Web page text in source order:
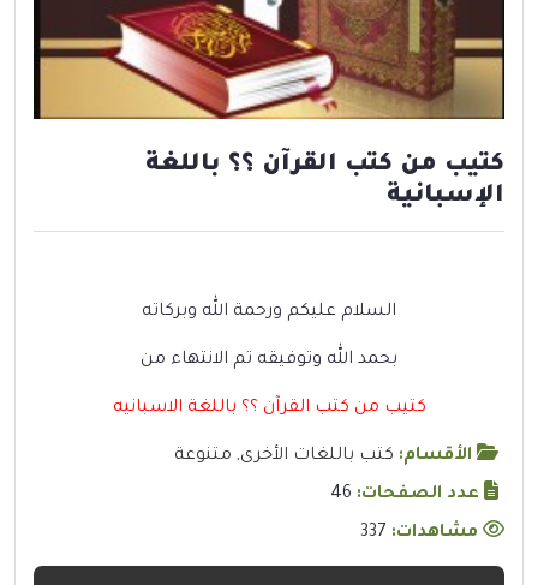
كتيب من كتب القرآن ؟؟ باللغة
الإسبانية
السلام عليكم ورحمة الله وبركاته
بحمد الله وتوفيقه تم الانتهاء من
كتيب من كتب القرآن ؟؟ باللغة الاسبانيه
الأقسام: كتب باللغات الأخرى, متنوعة
عدد الصفحات: 46
مشاهدات: